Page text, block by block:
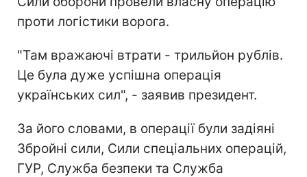
проти логістики ворога.
"Там вражаючі втрати - трильйон рублів.
Це була дуже успішна операція
українських сил", - заявив президент.
За його словами, в операції були задіяні
Збройні сили, Сили спеціальних операцій,
ГУР, Служба безпеки та Служба